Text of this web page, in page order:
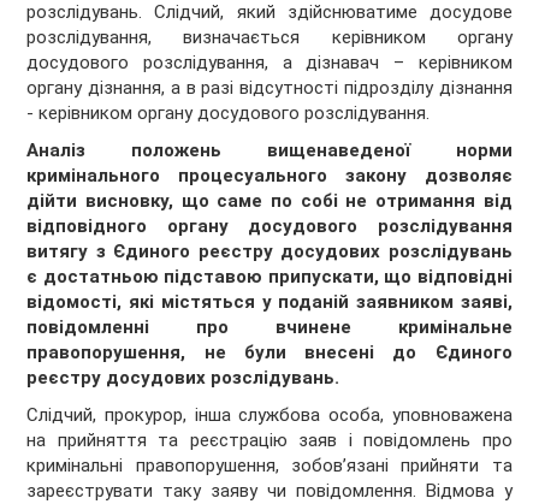
розслідувань. Слідчий, який здійснюватиме досудове
розслідування, визначається керівником органу
досудового розслідування, а дізнавач – керівником
органу дізнання, а в разі відсутності підрозділу дізнання
- керівником органу досудового розслідування.
Аналіз положень вищенаведеної норми
кримінального процесуального закону дозволяє
дійти висновку, що саме по собі не отримання від
відповідного органу досудового розслідування
витягу з Єдиного реєстру досудових розслідувань
є достатньою підставою припускати, що відповідні
відомості, які містяться у поданій заявником заяві,
повідомленні про вчинене кримінальне
правопорушення, не були внесені до Єдиного
реєстру досудових розслідувань.
Слідчий, прокурор, інша службова особа, уповноважена
на прийняття та реєстрацію заяв і повідомлень про
кримінальні правопорушення, зобов’язані прийняти та
зареєструвати таку заяву чи повідомлення. Відмова у